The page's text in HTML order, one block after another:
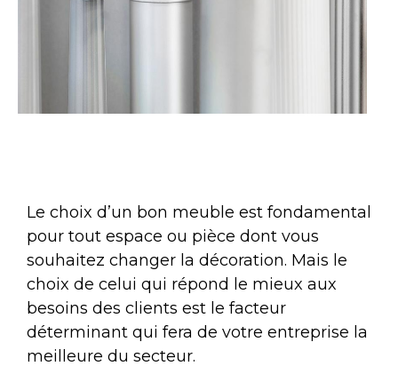
Le choix d’un bon meuble est fondamental
pour tout espace ou pièce dont vous
souhaitez changer la décoration. Mais le
choix de celui qui répond le mieux aux
besoins des clients est le facteur
déterminant qui fera de votre entreprise la
meilleure du secteur.